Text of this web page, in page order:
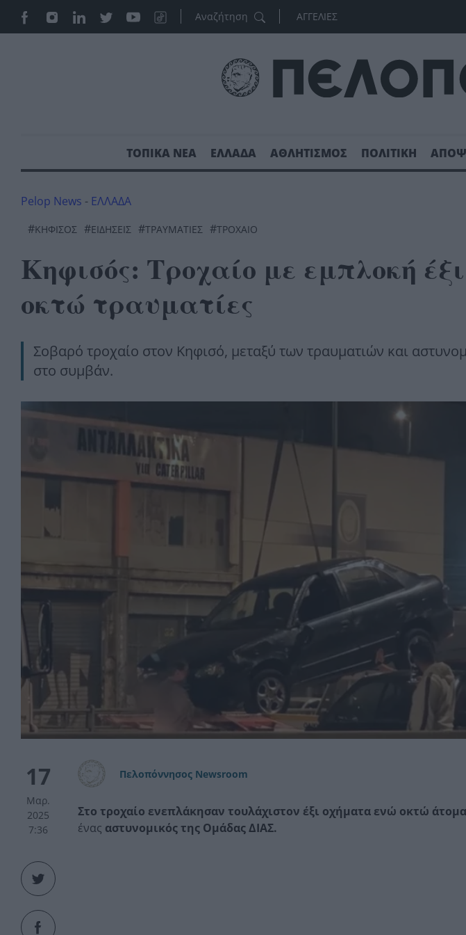
ΑΓΓΕΛΙΕΣ
ΤΟΠΙΚΑ ΝΕΑ ΕΛΛΑΔΑ ΑΘΛΗΤΙΣΜΟΣ ΠΟΛΙΤΙΚΗ
Pelop News - ΕΛΛΑΔΑ
#ΚΗΦΙΣΟΣ #ΕΙΔΗΣΕΙΣ #ΤΡΑΥΜΑΤΙΕΣ #ΤΡΟΧΑΙΟ
Κηφισός: Τροχαίο με εμπλοκή
οκτώ τραυματίες
Σοβαρό τροχαίο στον Κηφισό, μεταξύ των τραυματιών και
στο συμβάν.
17
Μαρ.
2025
7:36
Πελοπόννησος Newsroom
Στο τροχαίο ενεπλάκησαν τουλάχιστον έξι οχήματα ενώ οκτώ
ένας αστυνομικός της Ομάδας ΔΙΑΣ.